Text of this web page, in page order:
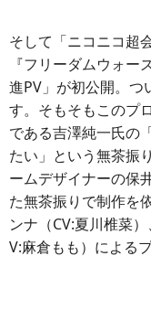
そして「ニコニコ超
『フリーダムウォ
進PV」が初公開。つ
す。そもそもこのプ
である吉澤純一氏の
たい」という無茶振
ームデザイナーの保
た無茶振りで制作を
ンナ（CV:夏川椎菜
V:麻倉もも）による